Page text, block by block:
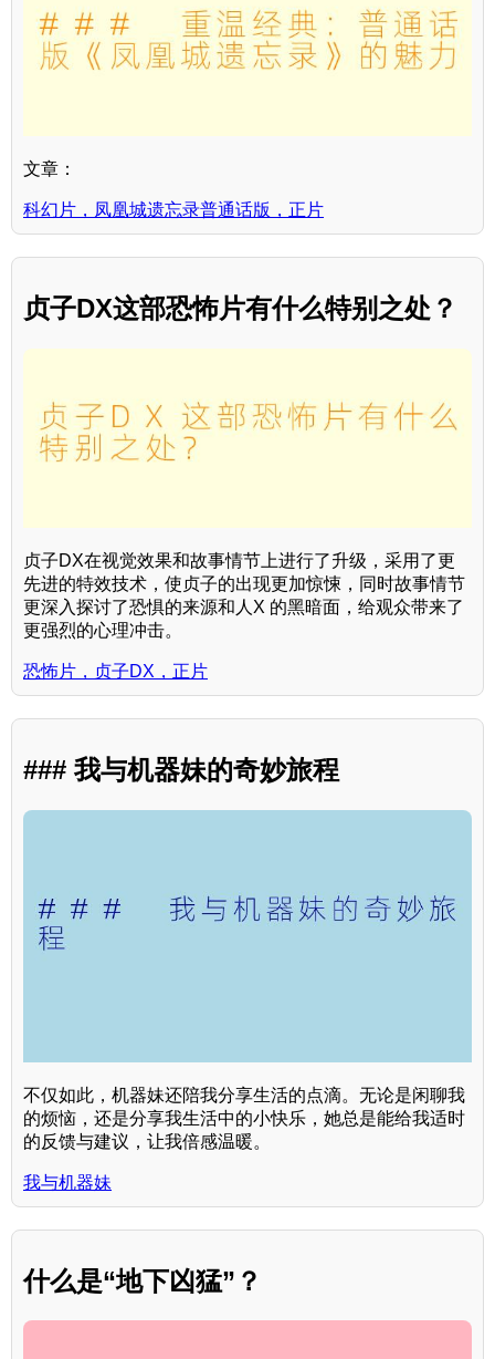
文章：
科幻片，凤凰城遗忘录普通话版，正片
贞子DX这部恐怖片有什么特别之处？
贞子DX在视觉效果和故事情节上进行了升级，采用了更
先进的特效技术，使贞子的出现更加惊悚，同时故事情节
更深入探讨了恐惧的来源和人X 的黑暗面，给观众带来了
更强烈的心理冲击。
恐怖片，贞子DX，正片
### 我与机器妹的奇妙旅程
不仅如此，机器妹还陪我分享生活的点滴。无论是闲聊我
的烦恼，还是分享我生活中的小快乐，她总是能给我适时
的反馈与建议，让我倍感温暖。
我与机器妹
什么是“地下凶猛”？